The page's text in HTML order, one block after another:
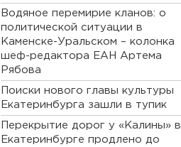
Водяное перемирие кланов: о
политической ситуации в
Каменске-Уральском – колонка
шеф-редактора ЕАН Артема
Рябова
Поиски нового главы культуры
Екатеринбурга зашли в тупик
Перекрытие дорог у «Калины» в
Екатеринбурге продлено до